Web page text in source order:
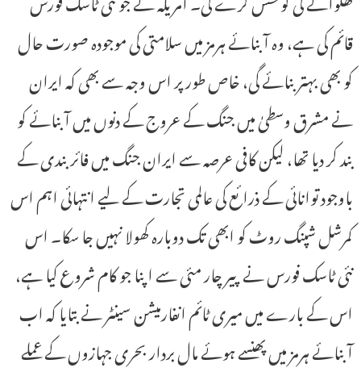
قائم کی ہے، وہ آبنائے ہرمز میں سلامتی کی موجودہ صورت حال
کو بھی بہتر بنائے گی، خاص طور پر اس وجہ سے بھی کہ ایران
نے مشرق وسطیٰ میں جنگ کے عروج کے دنوں میں آبنائے کو
بند کر دیا تھا، لیکن کافی عرصہ سے ایران جنگ میں فائر بندی کے
باوجود توانائی کے ذرائع کی عالمی تجارت کے لیے انتہائی اہم اس
کمرشل شپنگ روٹ کو ابھی تک دوبارہ کھولا نہیں جا سکا۔ اس
نئی ٹاسک فورس نے پیر چار مئی سے اپنا جو کام شروع کیا ہے،
اس کے بارے میں میری ٹائم انفارمیشن سینٹر نے بتایا کہ اب
آبنائے ہرمز میں پھنسے ہوئے مال بردار بحری جہازوں کے عملے